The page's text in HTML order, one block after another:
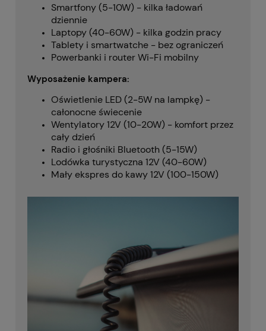
Smartfony (5-10W) - kilka ładowań
dziennie
Laptopy (40-60W) - kilka godzin pracy
Tablety i smartwatche - bez ograniczeń
Powerbanki i router Wi-Fi mobilny
Wyposażenie kampera:
Oświetlenie LED (2-5W na lampkę) -
całonocne świecenie
Wentylatory 12V (10-20W) - komfort przez
cały dzień
Radio i głośniki Bluetooth (5-15W)
Lodówka turystyczna 12V (40-60W)
Mały ekspres do kawy 12V (100-150W)